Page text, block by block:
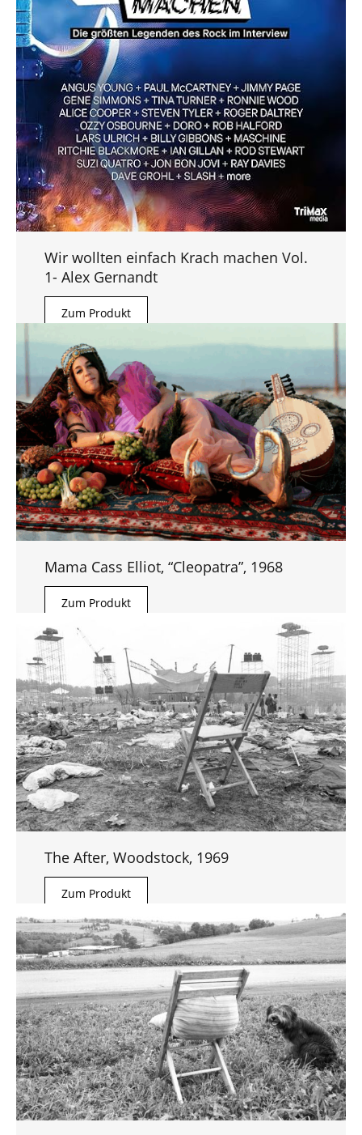
Wir wollten einfach Krach machen Vol.
1- Alex Gernandt
Zum Produkt
Mama Cass Elliot, “Cleopatra”, 1968
Zum Produkt
The After, Woodstock, 1969
Zum Produkt